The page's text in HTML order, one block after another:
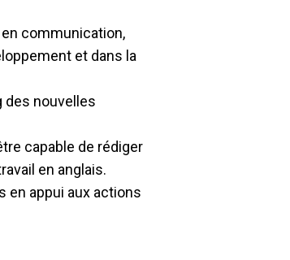
communication,
et dans la
des nouvelles
capable de rédiger
en anglais.
en appui aux actions